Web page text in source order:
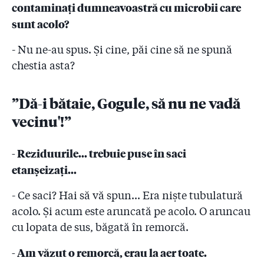
contaminațidumneavoastră cu microbii care
sunt acolo?
- Nu ne-au spus. Și cine, păi cine să ne spună
chestia asta?
”Dă-i bătaie, Gogule, să nu ne vadă
vecinu'!”
- Reziduurile... trebuie puse în saci
etanșeizați...
- Ce saci? Hai să vă spun... Era niște tubulatură
acolo. Și acum este aruncată pe acolo. O aruncau
cu lopata de sus, băgată în remorcă.
- Am văzut o remorcă, erau la aer toate.